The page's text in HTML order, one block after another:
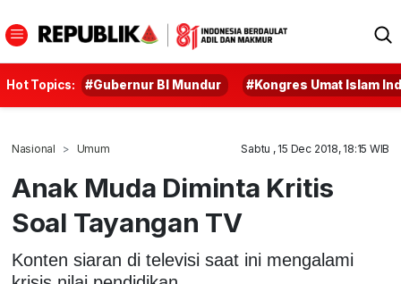
Hot Topics: #Gubernur BI Mundur #Kongres Umat Islam
Nasional Umum Sabtu , 15 Dec 2018, 18:15 WIB
Anak Muda Diminta Kritis
Soal Tayangan TV
Konten siaran di televisi saat ini mengalami